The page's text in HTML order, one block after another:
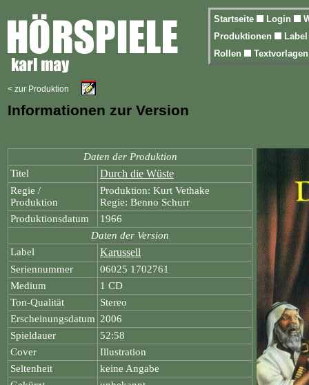
Startseite Login
Produktionen
Rollen
< zur Produktion
Informationen zur Version
Daten der Produktion
Titel
Durch die Wüste
Regie /
Produktion
Produktion: Kurt Vethake
Regie: Benno Schurr
Produktionsdatum
1966
Daten der Version
Label
Karussell
Seriennummer
06025 1702761
Medium
1 CD
Ton-Qualität
Stereo
Erscheinungsdatum 2006
Spieldauer
52:58
Cover
Illustration
Seltenheit
keine Angabe